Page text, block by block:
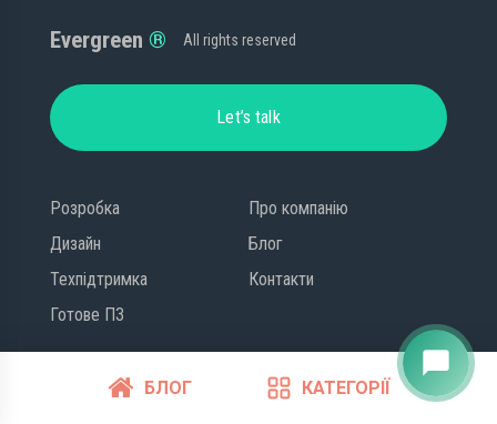
БЛОГ КАТЕГОРІЇ
Evergreen All rights reserved
Let’s talk
Розробка
Дизайн
Техпідтримка
Готове ПЗ
Про компанію
Блог
Контакти
chat_bubble